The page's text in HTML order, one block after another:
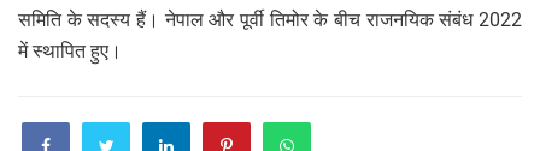
समिति के सदस्य हैं। नेपाल और पूर्वी तिमोर के बीच राजनयिक संबंध 2022
में स्थापित हुए।